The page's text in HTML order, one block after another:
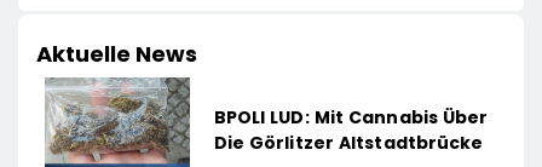
Aktuelle News
BPOLI LUD: Mit Cannabis Über
Die Görlitzer Altstadtbrücke